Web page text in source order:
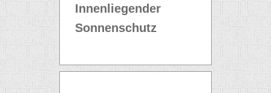
Innenliegender
Sonnenschutz